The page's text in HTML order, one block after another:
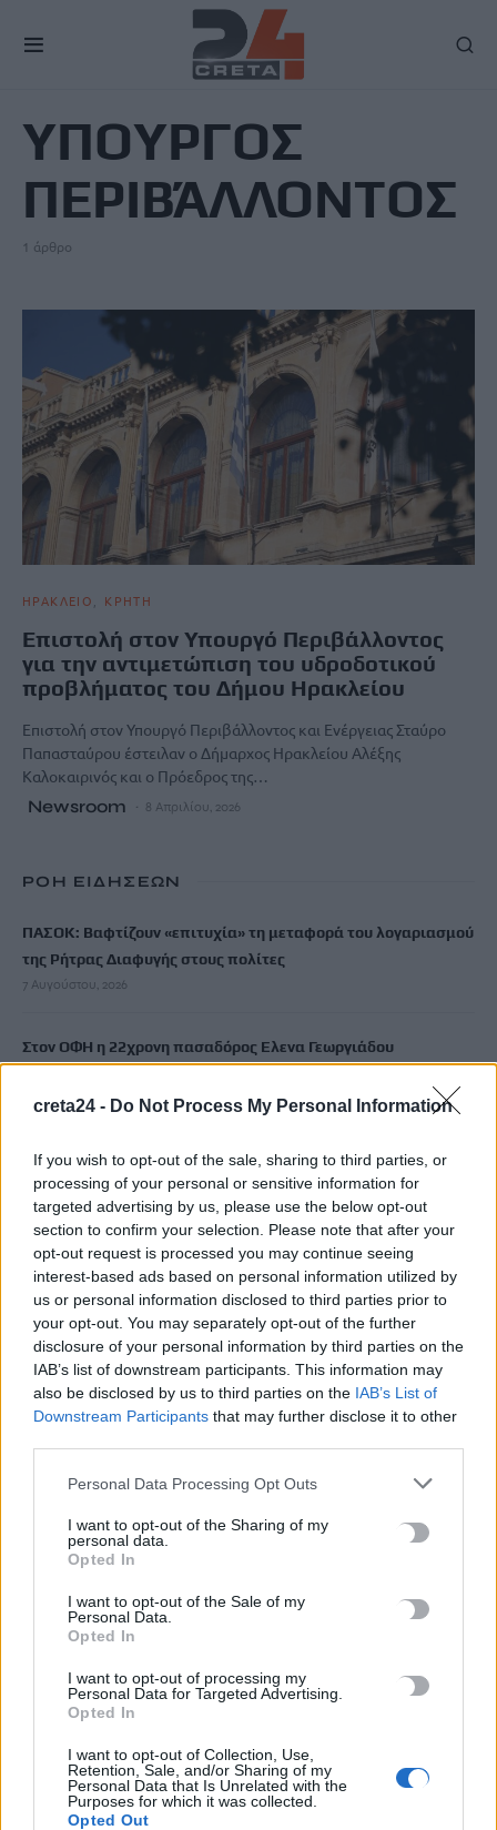
creta24 - Do Not Process My Personal Information
If you wish to opt-out of the sale, sharing to third parties, or
processing of your personal or sensitive information for
targeted advertising by us, please use the below opt-out
section to confirm your selection. Please note that after your
opt-out request is processed you may continue seeing
interest-based ads based on personal information utilized by
us or personal information disclosed to third parties prior to
your opt-out. You may separately opt-out of the further
disclosure of your personal information by third parties on the
IAB’s list of downstream participants. This information may
also be disclosed by us to third parties on the IAB’s List of
Downstream Participants that may further disclose it to other
Personal Data Processing Opt Outs
I want to opt-out of the Sharing of my
personal data.
Opted In
I want to opt-out of the Sale of my
Personal Data.
Opted In
I want to opt-out of processing my
Personal Data for Targeted Advertising.
Opted In
I want to opt-out of Collection, Use,
Retention, Sale, and/or Sharing of my
Personal Data that Is Unrelated with the
Purposes for which it was collected.
Opted Out
ΥΠΟΥΡΓΟΣ
ΠΕΡΙΒΆΛΛΟΝΤΟΣ
1 άρθρο
ΗΡΑΚΛΕΙΟ ΚΡΗΤΗ
Επιστολή στον Υπουργό Περιβάλλοντος
για την αντιμετώπιση του υδροδοτικού
προβλήματος του Δήμου Ηρακλείου
Επιστολή στον Υπουργό Περιβάλλοντος και Ενέργειας Σταύρο
Παπασταύρου έστειλαν ο Δήμαρχος Ηρακλείου Αλέξης
Καλοκαιρινός και ο Πρόεδρος της…
Newsroom 8 Απριλίου, 2026
ΡΟΗ ΕΙΔΗΣΕΩΝ
ΠΑΣΟΚ: Βαφτίζουν «επιτυχία» τη μεταφορά του λογαριασμού
της Ρήτρας Διαφυγής στους πολίτες
7 Αυγούστου, 2026
Στον ΟΦΗ η 22χρονη πασαδόρος Ελενα Γεωργιάδου
«Αδικαιολόγητα τα περισσότερα κλεισίματα»
7 Αυγούστου, 2026
Καύσωνας: Η Μεσόγειος «βράζει» -Στους 33°C η θάλασσα στη
Μαγιόρκα, «δεν μπορούμε ούτε να δροσιστούμε», λένε οι
τουρίστες
7 Αυγούστου, 2026
Ηράκλειο: Τα οικονομικά ανοίγματα και ο νέος Κώδικας
Αυτοδιοίκησης οδηγούν σε συγχώνευση τις εταιρείες του
Μακελειό με 8 νεκρούς στην Ταϊλάνδη: Ο δράστης σκότωσε
αρχικά τον παππού και τη γιαγιά του και μετά πυροβόλησε
7 Αυγούστου, 2026
Νέο χωροταξικό για τον τουρισμό: Οι αλλαγές της τελευταίας
στιγμής και οι νέοι κανόνες για τις επενδύσεις
7 Αυγούστου, 2026
Στη Σάμο ο Αρχιεπίσκοπος Κρήτης Ευγένιος – Στους
εορτασμούς για τη Μεταμόρφωση του Σωτήρος και τη